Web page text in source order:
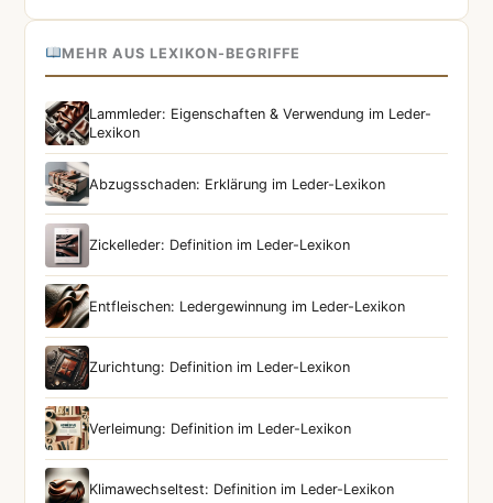
MEHR AUS LEXIKON-BEGRIFFE
Lammleder: Eigenschaften & Verwendung im Leder-
Lexikon
Abzugsschaden: Erklärung im Leder-Lexikon
Zickelleder: Definition im Leder-Lexikon
Entfleischen: Ledergewinnung im Leder-Lexikon
Zurichtung: Definition im Leder-Lexikon
Verleimung: Definition im Leder-Lexikon
Klimawechseltest: Definition im Leder-Lexikon